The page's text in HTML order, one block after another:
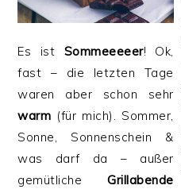
Es ist Sommeeeeer! Ok,
fast – die letzten Tage
waren aber schon sehr
warm (für mich). Sommer,
Sonne, Sonnenschein &
was darf da – außer
gemütlicheGrillabende